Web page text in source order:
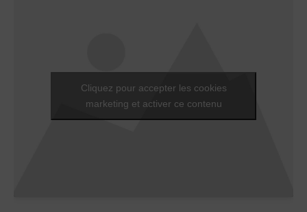
Cliquez pour accepter les cookies
marketing et activer ce contenu